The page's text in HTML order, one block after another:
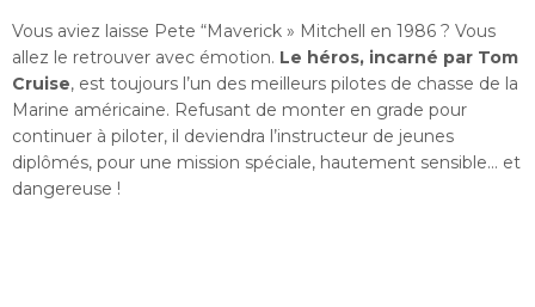
Vous aviez laisse Pete “Maverick » Mitchell en 1986 ? Vous
allez le retrouver avec émotion. Le héros, incarné par Tom
Cruise, est toujours l’un des meilleurs pilotes de chasse de la
Marine américaine. Refusant de monter en grade pour
continuer à piloter, il deviendra l’instructeur de jeunes
diplômés, pour une mission spéciale, hautement sensible… et
dangereuse !